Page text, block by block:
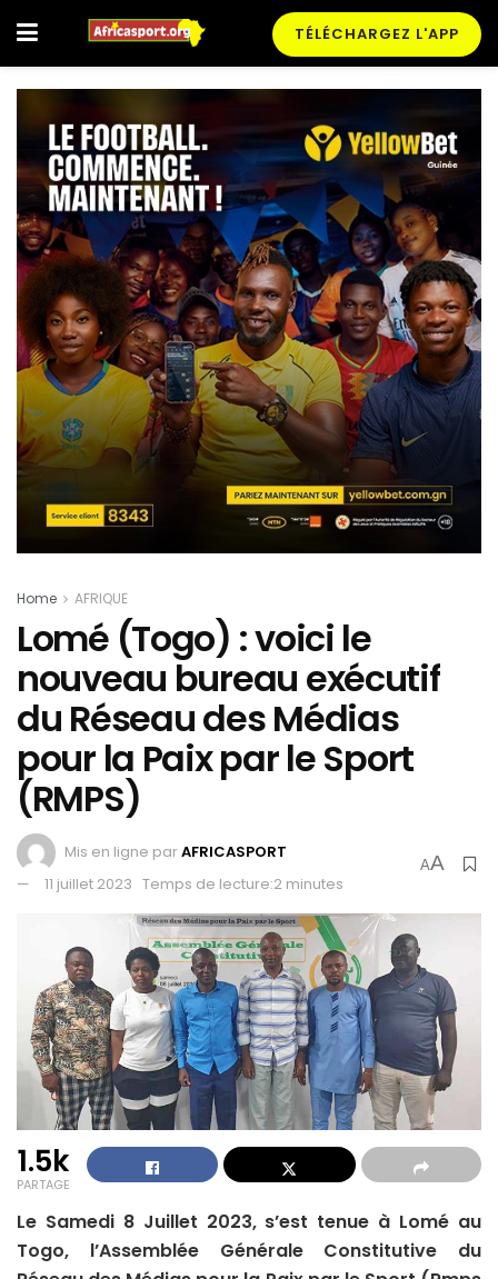
TÉLÉCHARGEZ L'APP
Home AFRIQUE
Lomé (Togo) : voici le
nouveau bureau exécutif
du Réseau des Médias
pour la Paix par le Sport
(RMPS)
Mis en ligne parAFRICASPORT
11 juillet 2023 Temps de lecture:2 minutes
AA
1.5k
PARTAGE
Le Samedi 8 Juillet 2023, s’est tenue à Lomé au
Togo, l’Assemblée Générale Constitutive du